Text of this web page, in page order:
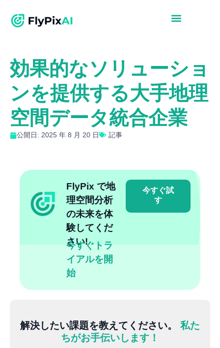
効果的なソリューショ
ンを提供する大手地理
空間データ統合企業
公開日: 2025 年 8 月 20 日 記事
FlyPix で地
理空間分析
の未来を体
験してくだ
さい!
今すぐトラ
イアルを開
始
今すぐ試
す
解決したい課題を教えてください。 私た
ちがお手伝いします！